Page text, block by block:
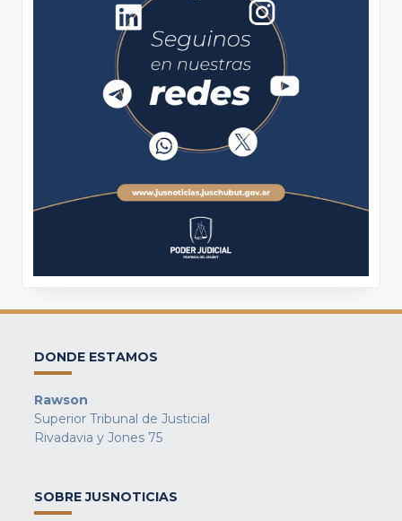
DONDE ESTAMOS
Rawson
Superior Tribunal de Justicial
Rivadavia y Jones 75
SOBRE JUSNOTICIAS